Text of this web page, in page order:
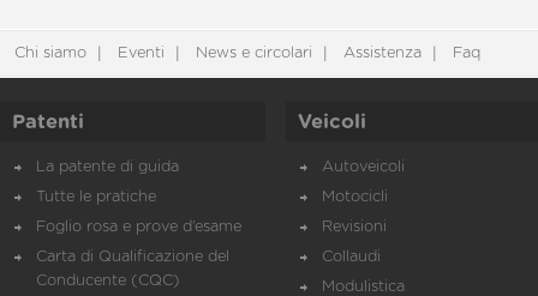
Chi siamo Eventi News e circolari Assistenza Faq
Patenti
La patente di guida
Tutte le pratiche
Foglio rosa e prove d’esame
Carta di Qualificazione del
Conducente (CQC)
Veicoli
Autoveicoli
Motocicli
Revisioni
Collaudi
Modulistica